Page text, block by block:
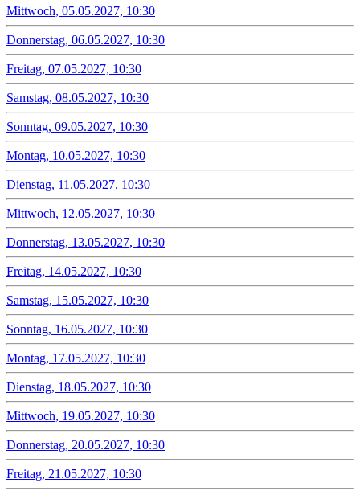
Mittwoch, 05.05.2027, 10:30
Donnerstag, 06.05.2027, 10:30
Freitag, 07.05.2027, 10:30
Samstag, 08.05.2027, 10:30
Sonntag, 09.05.2027, 10:30
Montag, 10.05.2027, 10:30
Dienstag, 11.05.2027, 10:30
Mittwoch, 12.05.2027, 10:30
Donnerstag, 13.05.2027, 10:30
Freitag, 14.05.2027, 10:30
Samstag, 15.05.2027, 10:30
Sonntag, 16.05.2027, 10:30
Montag, 17.05.2027, 10:30
Dienstag, 18.05.2027, 10:30
Mittwoch, 19.05.2027, 10:30
Donnerstag, 20.05.2027, 10:30
Freitag, 21.05.2027, 10:30